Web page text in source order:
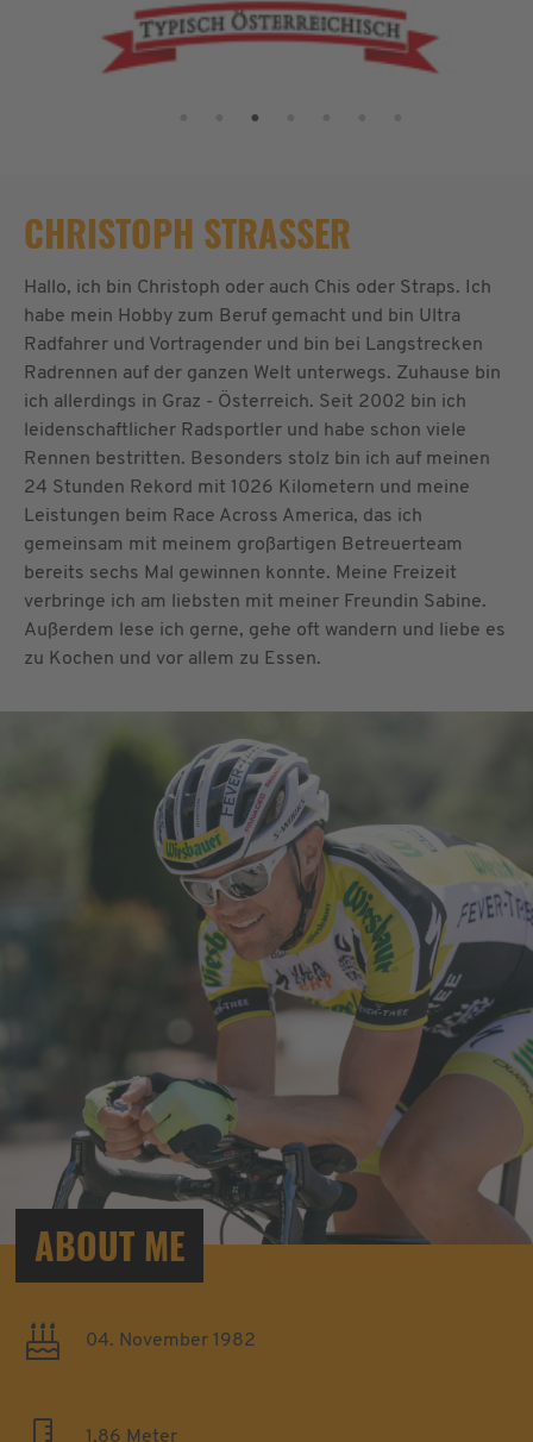
ABOUT ME
CHRISTOPH STRASSER
Hallo, ich bin Christoph oder auch Chis oder Straps. Ich
habe mein Hobby zum Beruf gemacht und bin Ultra
Radfahrer und Vortragender und bin bei Langstrecken
Radrennen auf der ganzen Welt unterwegs. Zuhause bin
ich allerdings in Graz - Österreich. Seit 2002 bin ich
leidenschaftlicher Radsportler und habe schon viele
Rennen bestritten. Besonders stolz bin ich auf meinen
24 Stunden Rekord mit 1026 Kilometern und meine
Leistungen beim Race Across America, das ich
gemeinsam mit meinem großartigen Betreuerteam
bereits sechs Mal gewinnen konnte. Meine Freizeit
verbringe ich am liebsten mit meiner Freundin Sabine.
Außerdem lese ich gerne, gehe oft wandern und liebe es
zu Kochen und vor allem zu Essen.
04. November 1982
1,86 Meter